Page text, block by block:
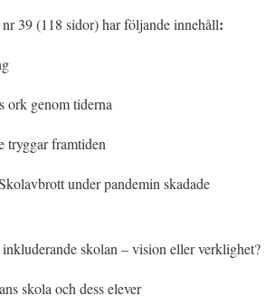
39 (118 sidor) har följande innehåll:
ork genom tiderna
tryggar framtiden
under pandemin skadade
skolan – vision eller verklighet?
skola och dess elever